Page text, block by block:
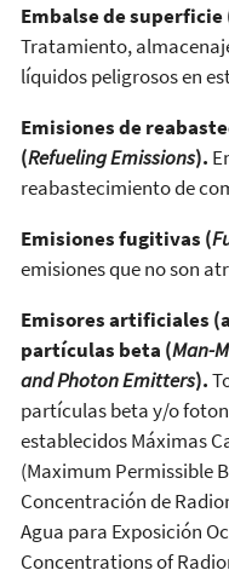
Embalse de superficie
Tratamiento,
líquidos peligrosos en
Emisiones de
(Refueling Emissions).
reabastecimiento de
Emisiones fugitivas (
emisiones que no son
Emisores artificiales
partículas beta (Man-
and Photon Emitters).
partículas beta y/o
establecidos Máximas
(Maximum Permissible
Concentración de
Agua para Exposición
Concentrations of